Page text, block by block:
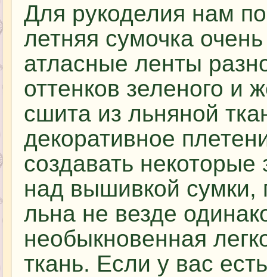
Для рукоделия нам
летняя сумочка
атласные ленты
оттенков зеленого и
сшита из льняной
декоративное
создавать
над вышивкой сумки,
льна не везде
необыкновенная
ткань. Если у вас